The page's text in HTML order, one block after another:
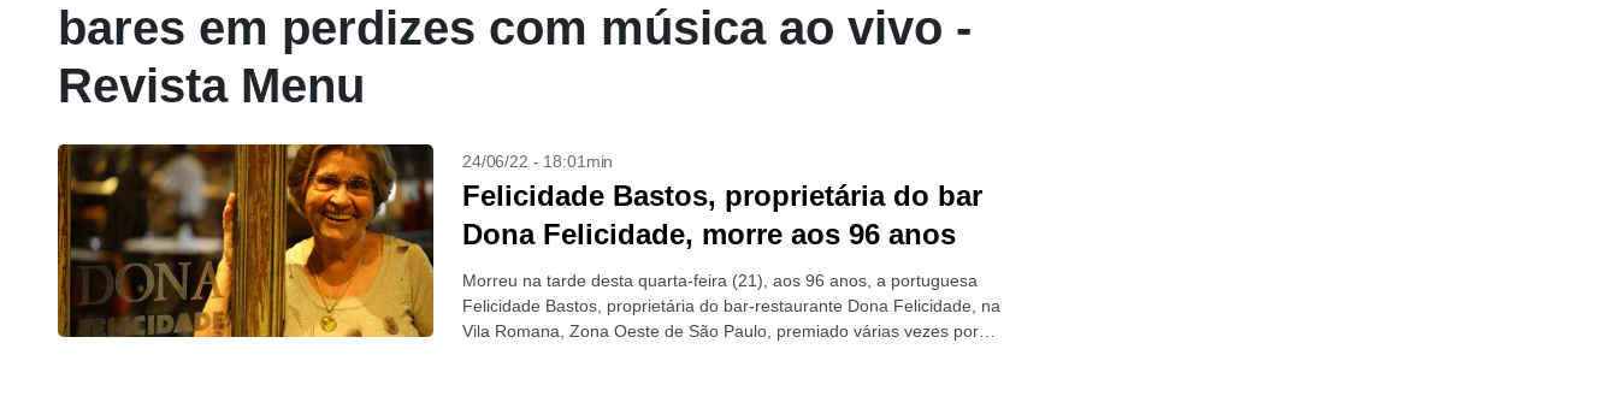
bares em perdizes com música ao vivo -
Revista Menu
24/06/22 - 18:01min
Felicidade Bastos, proprietária do bar
Dona Felicidade, morre aos 96 anos
Morreu na tarde desta quarta-feira (21), aos 96 anos, a portuguesa
Felicidade Bastos, proprietária do bar-restaurante Dona Felicidade, na
Vila Romana, Zona Oeste de São Paulo, premiado várias vezes por